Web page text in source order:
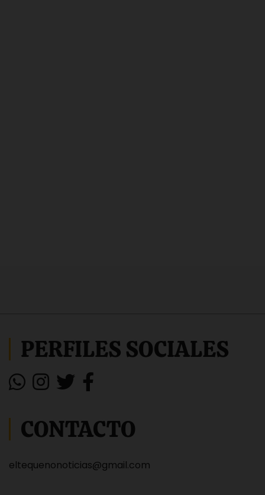
PERFILES SOCIALES
CONTACTO
eltequenonoticias@gmail.com